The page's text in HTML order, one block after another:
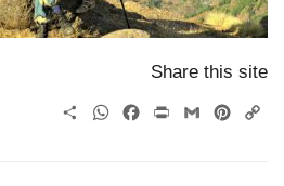
Share this site
Copy
Pinterest
Gmail
Print
Facebook
WhatsApp